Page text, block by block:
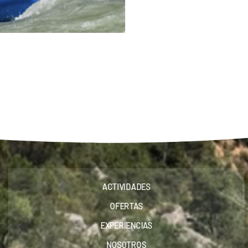
ACTIVIDADES
OFERTAS
EXPERIENCIAS
NOSOTROS